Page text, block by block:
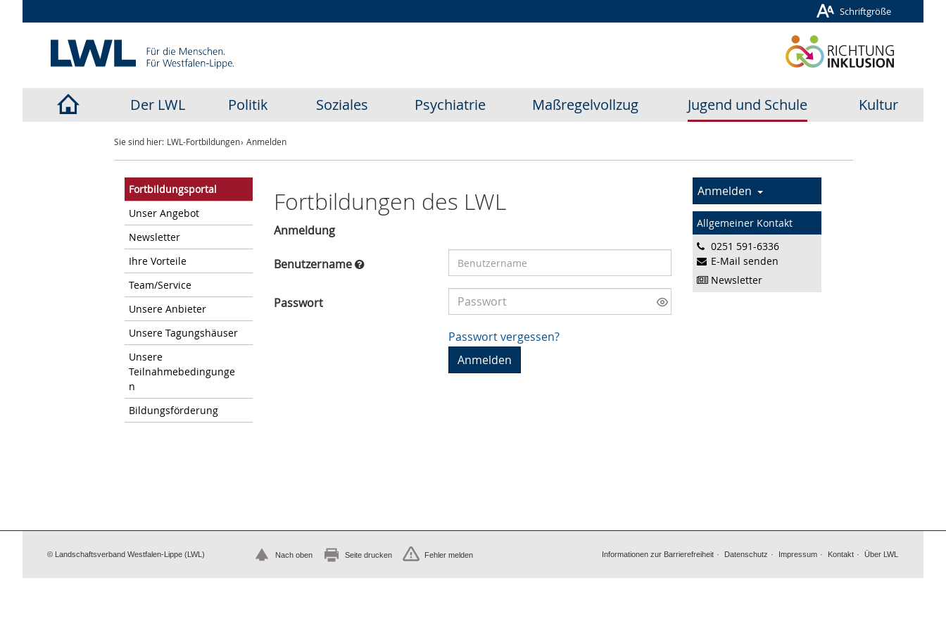
Schriftgröße
Der LWL Politik Soziales Psychiatrie Maßregelvollzug Jugend und Schule Kultur
Sie sind hier: LWL-Fortbildungen Anmelden
Fortbildungsportal
Unser Angebot
Newsletter
Ihre Vorteile
Team/Service
Unsere Anbieter
Unsere Tagungshäuser
Unsere
Teilnahmebedingunge
n
Bildungsförderung
Fortbildungen des LWL
Anmeldung
Benutzername
Passwort
Passwort vergessen?
Anmelden
Allgemeiner Kontakt
0251 591-6336
E-Mail senden
Newsletter
© Landschaftsverband Westfalen-Lippe (LWL) Nach oben Seite drucken Fehler melden Informationen zur Barrierefreiheit Datenschutz Impressum Kontakt Über LWL